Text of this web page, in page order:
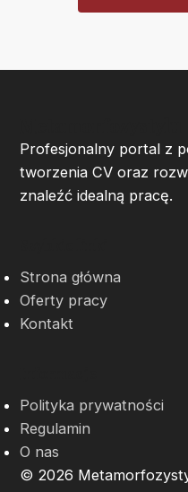
Profesjonalny portal z
tworzenia CV oraz
znaleźć idealną pracę.
Strona główna
Oferty pracy
Kontakt
Polityka prywatności
Regulamin
O nas
© 2026